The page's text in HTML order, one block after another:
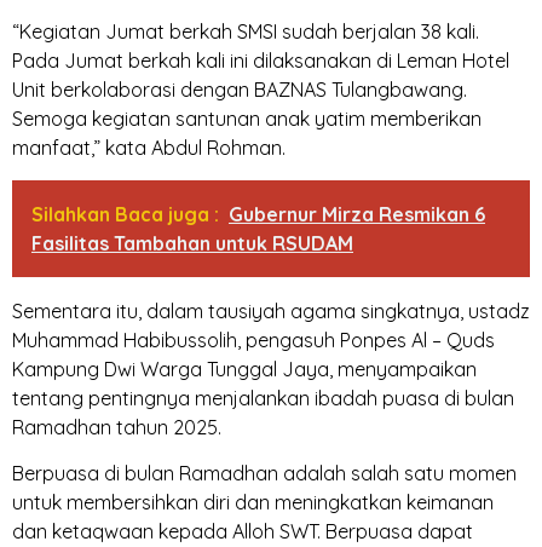
“Kegiatan Jumat berkah SMSI sudah berjalan 38 kali.
Pada Jumat berkah kali ini dilaksanakan di Leman Hotel
Unit berkolaborasi dengan BAZNAS Tulangbawang.
Semoga kegiatan santunan anak yatim memberikan
manfaat,” kata Abdul Rohman.
Silahkan Baca juga : Gubernur Mirza Resmikan 6
Fasilitas Tambahan untuk RSUDAM
Sementara itu, dalam tausiyah agama singkatnya, ustadz
Muhammad Habibussolih, pengasuh Ponpes Al – Quds
Kampung Dwi Warga Tunggal Jaya, menyampaikan
tentang pentingnya menjalankan ibadah puasa di bulan
Ramadhan tahun 2025.
Berpuasa di bulan Ramadhan adalah salah satu momen
untuk membersihkan diri dan meningkatkan keimanan
dan ketaqwaan kepada Alloh SWT. Berpuasa dapat